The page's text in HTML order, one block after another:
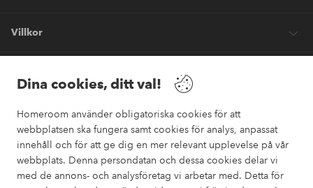
Dina cookies, ditt val!
Homeroom använder obligatoriska cookies för att
webbplatsen ska fungera samt cookies för analys, anpassat
innehåll och för att ge dig en mer relevant upplevelse på vår
webbplats. Denna persondatan och dessa cookies delar vi
med de annons- och analysföretag vi arbetar med. Detta för
Villkor
Säkra betalningar
Vill du veta mer om våra betalalternativ